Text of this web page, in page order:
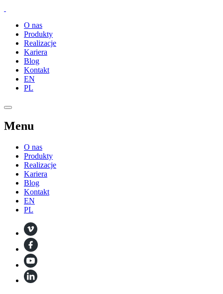
O nas
Produkty
Realizacje
Kariera
Blog
Kontakt
EN
PL
Menu
O nas
Produkty
Realizacje
Kariera
Blog
Kontakt
EN
PL